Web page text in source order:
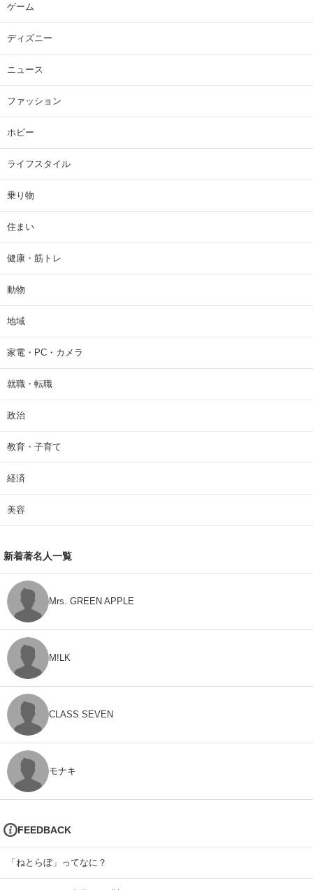
ゲーム
ディズニー
ニュース
ファッション
ホビー
ライフスタイル
乗り物
住まい
健康・筋トレ
動物
地域
家電・PC・カメラ
就職・転職
政治
教育・子育て
経済
美容
新着著名人一覧
Mrs. GREEN APPLE
M!LK
CLASS SEVEN
モナキ
FEEDBACK
「ねとらぼ」ってなに？